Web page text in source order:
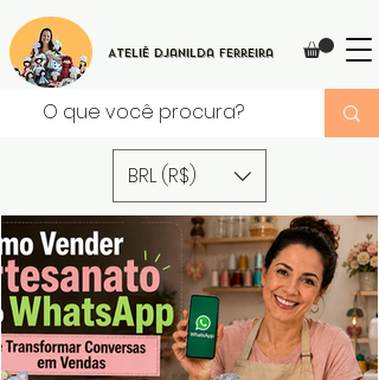
Ateliê Djanilda Ferreira
BRL (R$)